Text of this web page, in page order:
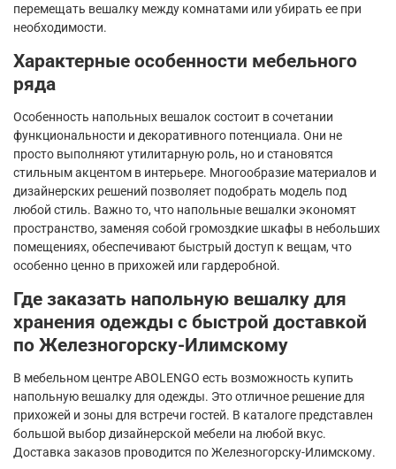
перемещать вешалку между комнатами или убирать ее при
необходимости.
Характерные особенности мебельного
ряда
Особенность напольных вешалок состоит в сочетании
функциональности и декоративного потенциала. Они не
просто выполняют утилитарную роль, но и становятся
стильным акцентом в интерьере. Многообразие материалов и
дизайнерских решений позволяет подобрать модель под
любой стиль. Важно то, что напольные вешалки экономят
пространство, заменяя собой громоздкие шкафы в небольших
помещениях, обеспечивают быстрый доступ к вещам, что
особенно ценно в прихожей или гардеробной.
Где заказать напольную вешалку для
хранения одежды с быстрой доставкой
по Железногорску-Илимскому
В мебельном центре ABOLENGO есть возможность купить
напольную вешалку для одежды. Это отличное решение для
прихожей и зоны для встречи гостей. В каталоге представлен
большой выбор дизайнерской мебели на любой вкус.
Доставка заказов проводится по Железногорску-Илимскому.